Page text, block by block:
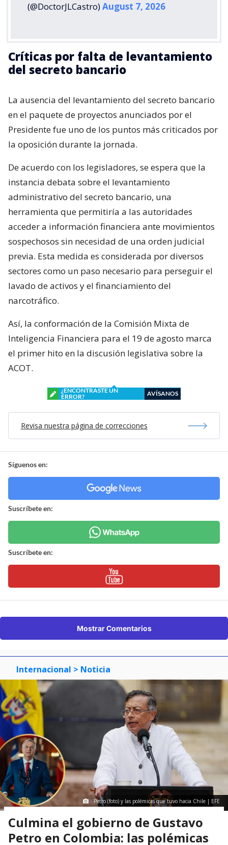
(@DoctorJLCastro)August 7, 2026
Críticas por falta de levantamiento
del secreto bancario
La ausencia del levantamiento del secreto bancario
en el paquete de proyectos anunciados por el
Presidente fue uno de los puntos más criticados por
la oposición durante la jornada.
De acuerdo con los legisladores, se espera que la
instancia debata sobre el levantamiento
administrativo del secreto bancario, una
herramienta que permitiría a las autoridades
acceder a información financiera ante movimientos
sospechosos sin necesidad de una orden judicial
previa. Esta medida es considerada por diversos
sectores como un paso necesario para perseguir el
lavado de activos y el financiamiento del
narcotráfico.
Así, la conformación de la Comisión Mixta de
Inteligencia Financiera para el 19 de agosto marca
el primer hito en la discusión legislativa sobre la
ACOT.
¿ENCONTRASTE UN
ERROR?
AVÍSANOS
Revisa nuestra página de correcciones
Síguenos en:
Suscríbete en:
Suscríbete en:
Mostrar Comentarios
Internacional > Noticia
Petro (foto) y las polémicas que tuvo hacia Chile | EFE
Culmina el gobierno de Gustavo
Petro en Colombia: las polémicas